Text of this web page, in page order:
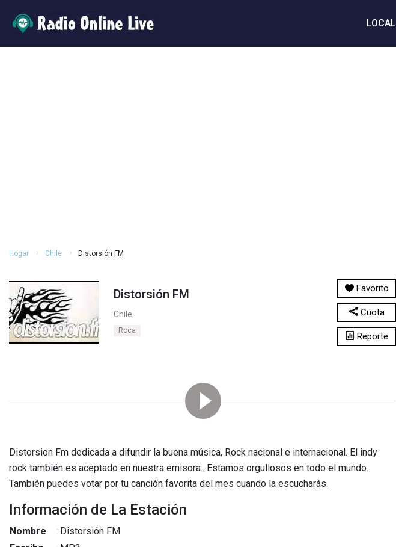
LOCAL
Hogar Chile Distorsión FM
Distorsión FM
Chile
Roca
Favorito
Cuota
Reporte
Distorsion Fm dedicada a difundir la buena música, Rock nacional e internacional. El indy
rock también es aceptado en nuestra emisora.. Estamos orgullosos en todo el mundo.
También puedes votar por tu canción favorita del mes cuando la escucharás.
Información de La Estación
Nombre : Distorsión FM